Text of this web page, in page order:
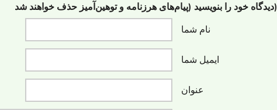
(دیدگاه خود را بنویسید (پیام‌های هرزنامه‌ و توهین‌آمیز حذف خواهند شد
نام شما
ایمیل شما
عنوان